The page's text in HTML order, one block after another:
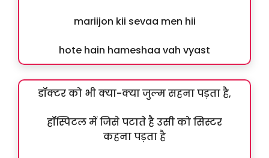
mariijon kii sevaa men hii
hote hain hameshaa vah vyast
डॉक्टर को भी क्या-क्या जुल्म सहना पड़ता है,
हॉस्पिटल में जिसे पटाते है उसी को सिस्टर
कहना पड़ता है